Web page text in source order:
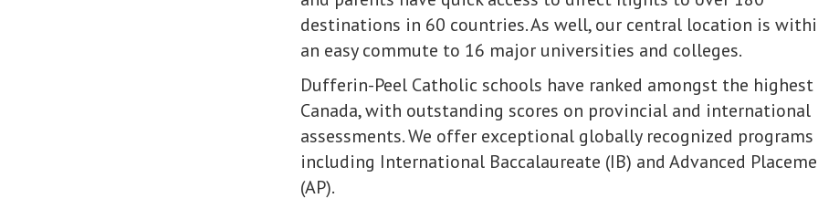
destinations in 60 countries. As well, our central location is
an easy commute to 16 major universities and colleges.
Dufferin-Peel Catholic schools have ranked amongst the highest
Canada, with outstanding scores on provincial and international
assessments. We offer exceptional globally recognized programs
including International Baccalaureate (IB) and Advanced
(AP).